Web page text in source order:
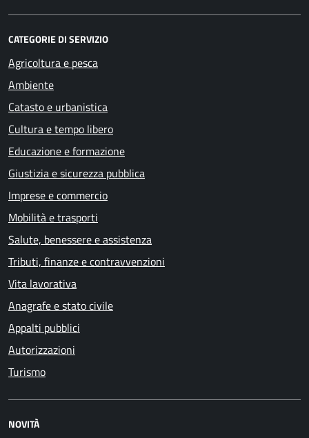
CATEGORIE DI SERVIZIO
Agricoltura e pesca
Ambiente
Catasto e urbanistica
Cultura e tempo libero
Educazione e formazione
Giustizia e sicurezza pubblica
Imprese e commercio
Mobilità e trasporti
Salute, benessere e assistenza
Tributi, finanze e contravvenzioni
Vita lavorativa
Anagrafe e stato civile
Appalti pubblici
Autorizzazioni
Turismo
NOVITÀ